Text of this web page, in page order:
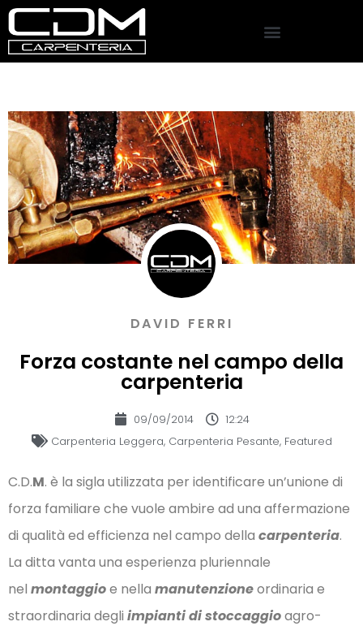
DAVID FERRI
Forza costante nel campo della
carpenteria
09/09/2014
12:24
Carpenteria Leggera, Carpenteria Pesante, Featured
C.D.M. è la sigla utilizzata per identificare un’unione di
forza familiare che vuole ambire ad una affermazione
di qualità ed efficienza nel campo della carpenteria.
La ditta vanta una esperienza pluriennale
nel montaggioe nella manutenzioneordinaria e
straordinaria degli impianti di stoccaggioagro-